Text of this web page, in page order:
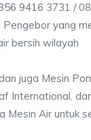
9416 3731 /
yang
bersih wilayah
juga Mesin
International,
Mesin Air untuk